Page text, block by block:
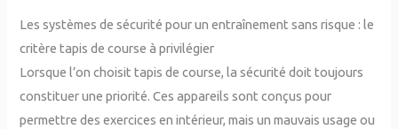
Les systèmes de sécurité pour un entraînement sans risque : le
critère tapis de course à privilégier
Lorsque l’on choisit tapis de course, la sécurité doit toujours
constituer une priorité. Ces appareils sont conçus pour
permettre des exercices en intérieur, mais un mauvais usage ou